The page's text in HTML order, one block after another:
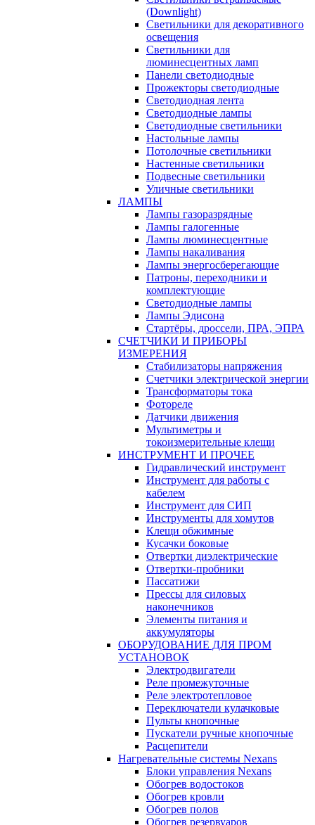
(Downlight)
Светильники для декоративного
освещения
Светильники для
люминесцентных ламп
Панели светодиодные
Прожекторы светодиодные
Светодиодная лента
Светодиодные лампы
Светодиодные светильники
Настольные лампы
Потолочные светильники
Настенные светильники
Подвесные светильники
Уличные светильники
ЛАМПЫ
Лампы газоразрядные
Лампы галогенные
Лампы люминесцентные
Лампы накаливания
Лампы энергосберегающие
Патроны, переходники и
комплектующие
Светодиодные лампы
Лампы Эдисона
Стартёры, дроссели, ПРА, ЭПРА
СЧЕТЧИКИ И ПРИБОРЫ
ИЗМЕРЕНИЯ
Стабилизаторы напряжения
Счетчики электрической энергии
Трансформаторы тока
Фотореле
Датчики движения
Мультиметры и
токоизмерительные клещи
ИНСТРУМЕНТ И ПРОЧЕЕ
Гидравлический инструмент
Инструмент для работы с
кабелем
Инструмент для СИП
Инструменты для хомутов
Клещи обжимные
Кусачки боковые
Отвертки диэлектрические
Отвертки-пробники
Пассатижи
Прессы для силовых
наконечников
Элементы питания и
аккумуляторы
ОБОРУДОВАНИЕ ДЛЯ ПРОМ
УСТАНОВОК
Электродвигатели
Реле промежуточные
Реле электротепловое
Переключатели кулачковые
Пульты кнопочные
Пускатели ручные кнопочные
Расцепители
Нагревательные системы Nexans
Блоки управления Nexans
Обогрев водостоков
Обогрев кровли
Обогрев полов
Обогрев резервуаров